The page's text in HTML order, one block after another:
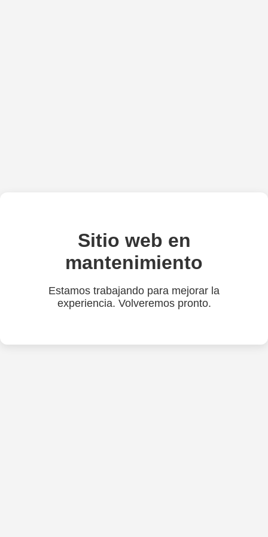
Sitio web en
mantenimiento
Estamos trabajando para mejorar la
experiencia. Volveremos pronto.